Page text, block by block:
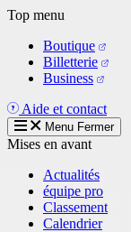
Aller
contenu
principal
Top menu
Boutique
Billetterie
Business
Aide et contact
Menu Fermer
Mises en avant
Actualités
équipe pro
Classement
Calendrier